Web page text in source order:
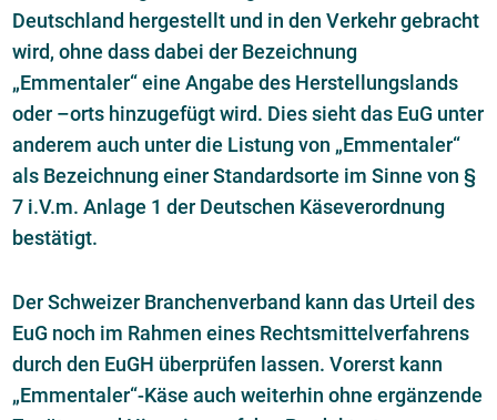
Deutschland hergestellt und in den Verkehr gebracht
wird, ohne dass dabei der Bezeichnung
„Emmentaler“ eine Angabe des Herstellungslands
oder –orts hinzugefügt wird. Dies sieht das EuG unter
anderem auch unter die Listung von „Emmentaler“
als Bezeichnung einer Standardsorte im Sinne von §
7 i.V.m. Anlage 1 der Deutschen Käseverordnung
bestätigt.
Der Schweizer Branchenverband kann das Urteil des
EuG noch im Rahmen eines Rechtsmittelverfahrens
durch den EuGH überprüfen lassen. Vorerst kann
„Emmentaler“-Käse auch weiterhin ohne ergänzende